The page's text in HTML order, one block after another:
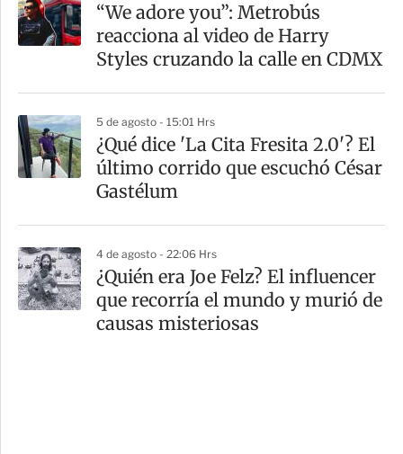
“We adore you”: Metrobús
reacciona al video de Harry
Styles cruzando la calle en CDMX
5 de agosto - 15:01 Hrs
¿Qué dice 'La Cita Fresita 2.0'? El
último corrido que escuchó César
Gastélum
4 de agosto - 22:06 Hrs
¿Quién era Joe Felz? El influencer
que recorría el mundo y murió de
causas misteriosas